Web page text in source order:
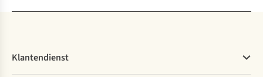
Klantendienst